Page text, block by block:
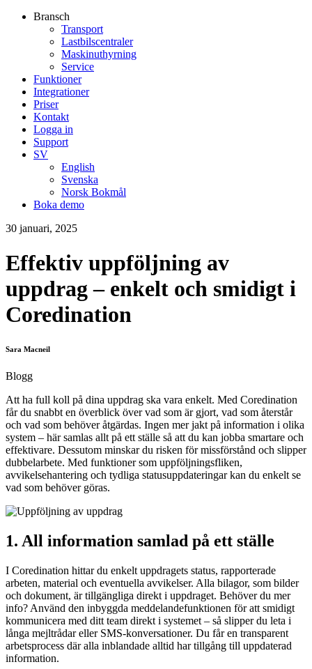
Bransch
Transport
Lastbilscentraler
Maskinuthyrning
Service
Funktioner
Integrationer
Priser
Kontakt
Logga in
Support
SV
English
Svenska
Norsk Bokmål
Boka demo
30 januari, 2025
Effektiv uppföljning av
uppdrag – enkelt och smidigt i
Coredination
Sara Macneil
Blogg
Att ha full koll på dina uppdrag ska vara enkelt. Med Coredination
får du snabbt en överblick över vad som är gjort, vad som återstår
och vad som behöver åtgärdas. Ingen mer jakt på information i olika
system – här samlas allt på ett ställe så att du kan jobba smartare och
effektivare. Dessutom minskar du risken för missförstånd och slipper
dubbelarbete. Med funktioner som uppföljningsfliken,
avvikelsehantering och tydliga statusuppdateringar kan du enkelt se
vad som behöver göras.
1. All information samlad på ett ställe
I Coredination hittar du enkelt uppdragets status, rapporterade
arbeten, material och eventuella avvikelser. Alla bilagor, som bilder
och dokument, är tillgängliga direkt i uppdraget. Behöver du mer
info? Använd den inbyggda meddelandefunktionen för att smidigt
kommunicera med ditt team direkt i systemet – så slipper du leta i
långa mejltrådar eller SMS-konversationer. Du får en transparent
arbetsprocess där alla inblandade alltid har tillgång till uppdaterad
information.